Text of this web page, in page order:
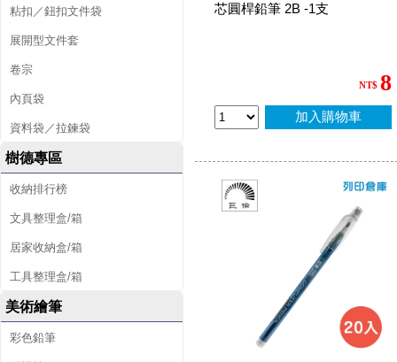
粘扣／鈕扣文件袋
展開型文件套
卷宗
內頁袋
資料袋／拉鍊袋
樹德專區
收納排行榜
文具整理盒/箱
居家收納盒/箱
工具整理盒/箱
美術繪筆
彩色鉛筆
芯圓桿鉛筆 2B -1支
NT$ 8
加入購物車